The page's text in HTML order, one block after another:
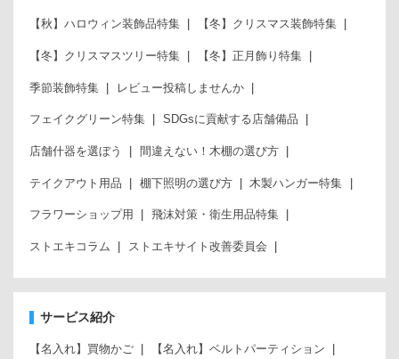
【秋】ハロウィン装飾品特集 【冬】クリスマス装飾特集
【冬】クリスマスツリー特集 【冬】正月飾り特集
季節装飾特集 レビュー投稿しませんか
フェイクグリーン特集 SDGsに貢献する店舗備品
店舗什器を選ぼう 間違えない！木棚の選び方
テイクアウト用品 棚下照明の選び方 木製ハンガー特集
フラワーショップ用 飛沫対策・衛生用品特集
ストエキコラム ストエキサイト改善委員会
サービス紹介
【名入れ】買物かご 【名入れ】ベルトパーティション